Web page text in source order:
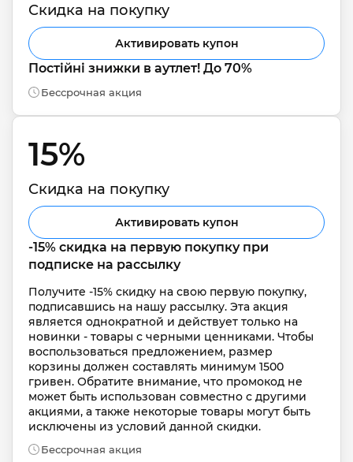
Скидка на покупку
Активировать купон
Постійні знижки в аутлет! До 70%
Бессрочная акция
15%
Скидка на покупку
Активировать купон
-15% скидка на первую покупку при
подписке на рассылку
Получите -15% скидку на свою первую покупку,
подписавшись на нашу рассылку. Эта акция
является однократной и действует только на
новинки - товары с черными ценниками. Чтобы
воспользоваться предложением, размер
корзины должен составлять минимум 1500
гривен. Обратите внимание, что промокод не
может быть использован совместно с другими
акциями, а также некоторые товары могут быть
исключены из условий данной скидки.
Бессрочная акция